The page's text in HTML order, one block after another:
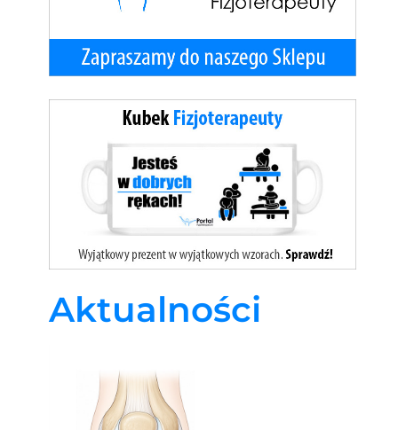
Aktualności